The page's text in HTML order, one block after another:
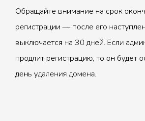
Обращайте внимание на срок
регистрации — после его
выключается на 30 дней. Если
продлит регистрацию, то он будет
день удаления домена.